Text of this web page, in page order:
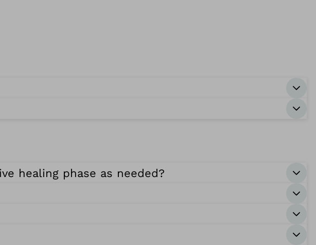
healing phase as needed?